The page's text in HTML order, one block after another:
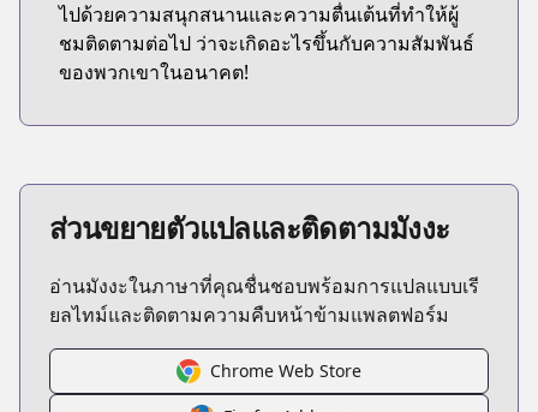
ไปด้วยความสนุกสนานและความตื่นเต้นที่ทำให้ผู้
ชมติดตามต่อไป ว่าจะเกิดอะไรขึ้นกับความสัมพันธ์
ของพวกเขาในอนาคต!
ส่วนขยายตัวแปลและติดตามมังงะ
อ่านมังงะในภาษาที่คุณชื่นชอบพร้อมการแปลแบบเรี
ยลไทม์และติดตามความคืบหน้าข้ามแพลตฟอร์ม
Chrome Web Store